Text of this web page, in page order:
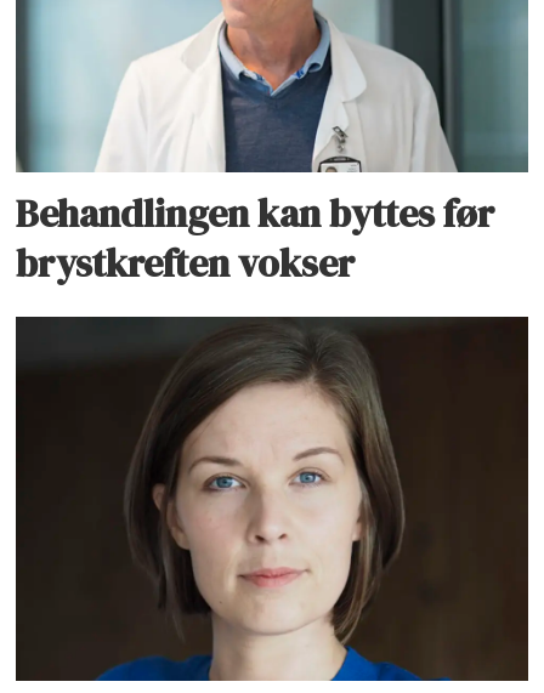
Behandlingen kan byttes før
brystkreften vokser